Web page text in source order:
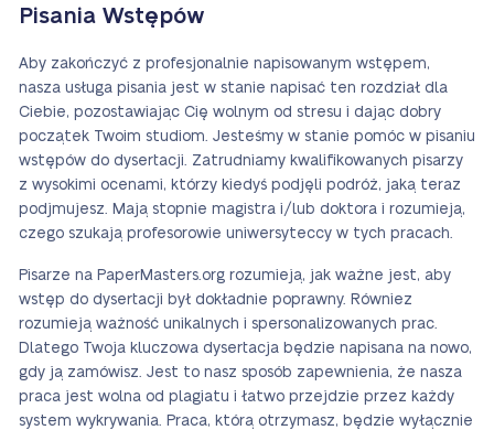
Pisania Wstępów
Aby zakończyć z profesjonalnie napisowanym wstępem,
nasza usługa pisania jest w stanie napisać ten rozdział dla
Ciebie, pozostawiając Cię wolnym od stresu i dając dobry
początek Twoim studiom. Jesteśmy w stanie pomóc w pisaniu
wstępów do dysertacji. Zatrudniamy kwalifikowanych pisarzy
z wysokimi ocenami, którzy kiedyś podjęli podróż, jaką teraz
podjmujesz. Mają stopnie magistra i/lub doktora i rozumieją,
czego szukają profesorowie uniwersyteccy w tych pracach.
Pisarze na PaperMasters.org rozumieją, jak ważne jest, aby
wstęp do dysertacji był dokładnie poprawny. Równiez
rozumieją ważność unikalnych i spersonalizowanych prac.
Dlatego Twoja kluczowa dysertacja będzie napisana na nowo,
gdy ją zamówisz. Jest to nasz sposób zapewnienia, że nasza
praca jest wolna od plagiatu i łatwo przejdzie przez każdy
system wykrywania. Praca, którą otrzymasz, będzie wyłącznie